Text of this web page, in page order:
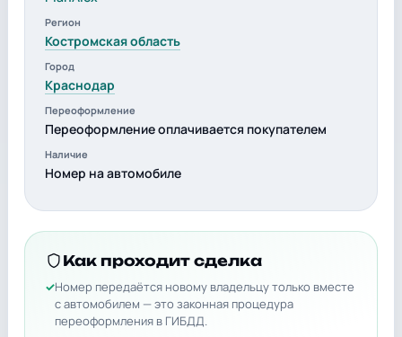
Регион
Костромская область
Город
Краснодар
Переоформление
Переоформление оплачивается покупателем
Наличие
Номер на автомобиле
Как проходит сделка
Номер передаётся новому владельцу только вместе
с автомобилем — это законная процедура
переоформления в ГИБДД.